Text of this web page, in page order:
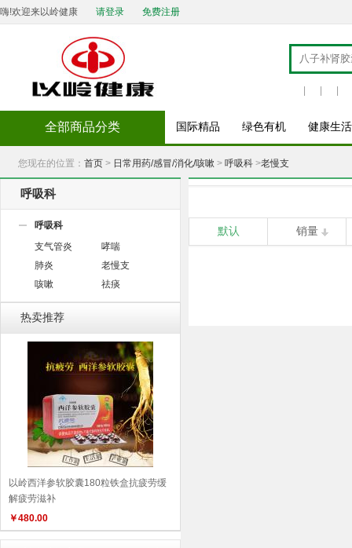
嗨!欢迎来以岭健康 请登录 免费注册
全部商品分类 国际精品 绿色有机 健康生活
您现在的位置： 首页 > 日常用药/感冒/消化/咳嗽 > 呼吸科 >老慢支
呼吸科
呼吸科
支气管炎
哮喘
肺炎
老慢支
咳嗽
祛痰
热卖推荐
以岭西洋参软胶囊180粒铁盒抗疲劳缓
解疲劳滋补
￥480.00
默认 销量